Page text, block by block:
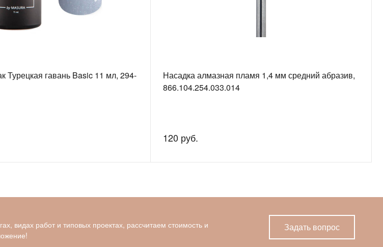
Турецкая гавань Basic 11 мл, 294-
Насадка алмазная пламя 1,4 мм средний абразив,
866.104.254.033.014
120 руб.
видах работ и типовых проектах, рассчитаем стоимость и
Задать вопрос